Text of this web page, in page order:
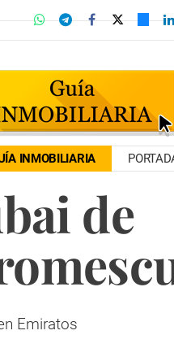
INMOBILIARIA
de
Emiratos